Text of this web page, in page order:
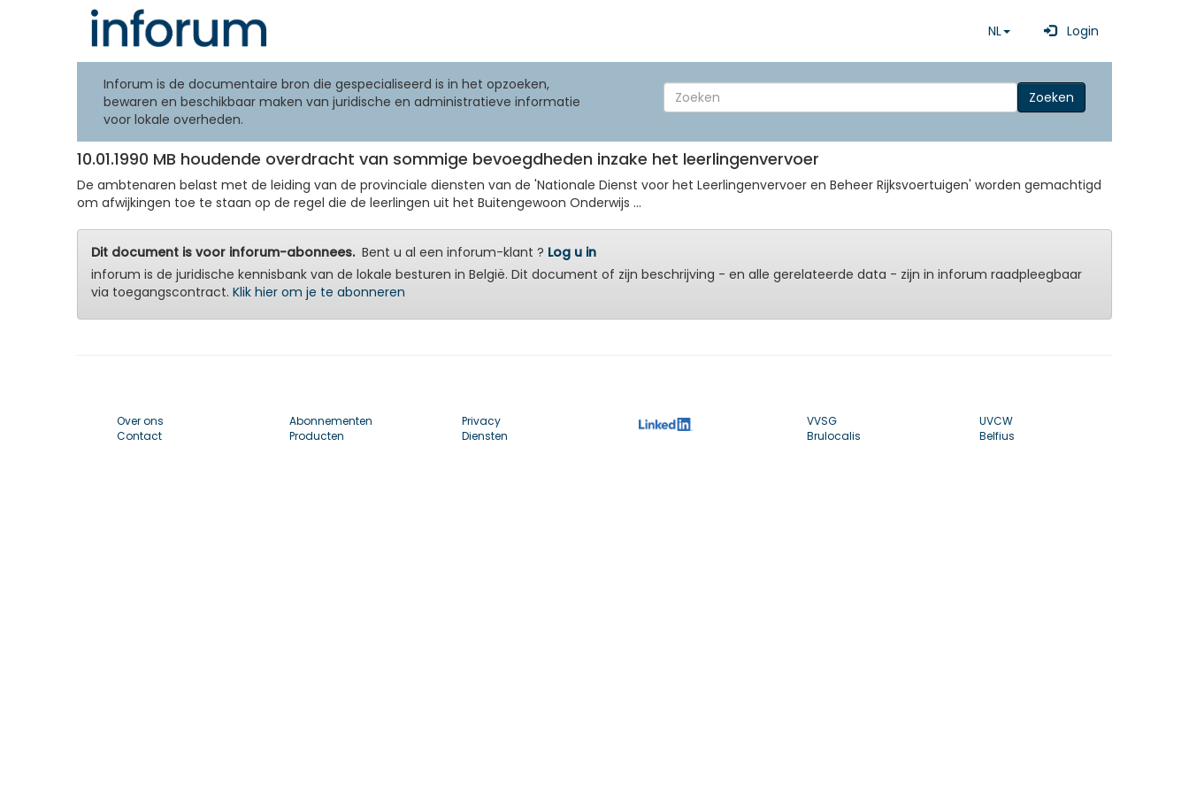
NL Login
Inforum is de documentaire bron die gespecialiseerd is in het opzoeken,
bewaren en beschikbaar maken van juridische en administratieve informatie
voor lokale overheden.
Zoeken
10.01.1990 MB houdende overdracht van sommige bevoegdheden inzake het leerlingenvervoer
De ambtenaren belast met de leiding van de provinciale diensten van de 'Nationale Dienst voor het Leerlingenvervoer en Beheer Rijksvoertuigen' worden gemachtigd
om afwijkingen toe te staan op de regel die de leerlingen uit het Buitengewoon Onderwijs ...
Dit document is voor inforum-abonnees.Bent u al een inforum-klant ? Log u in
inforum is de juridische kennisbank van de lokale besturen in België. Dit document of zijn beschrijving - en alle gerelateerde data - zijn in inforum raadpleegbaar
via toegangscontract. Klik hier om je te abonneren
Over ons
Contact
Abonnementen
Producten
Privacy
Diensten
VVSG
Brulocalis
UVCW
Belfius